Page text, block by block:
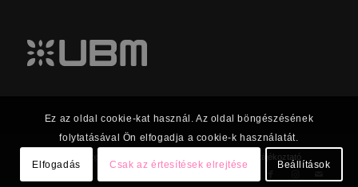
© 2023 UBM Csoport Befektetői kapcsolatok | Adatkezelési tájékoztató
Ez az oldal cookie-kat használ. Az oldal böngészésének
folytatásával Ön elfogadja a cookie-k használatát.
Elfogadás Csak az értesítések elrejtése Beállítások